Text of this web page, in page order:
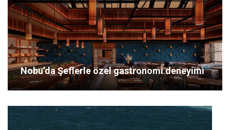
Nobu’da Şeflerle özel gastronomi deneyimi